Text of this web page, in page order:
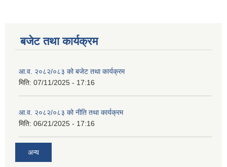
बजेट तथा कार्यक्रम
आ.व. २०८२/०८३ को बजेट तथा कार्यक्रम
मिति: 07/11/2025 - 17:16
आ.व. २०८२/०८३ को नीति तथा कार्यक्रम
मिति: 06/21/2025 - 17:16
अन्य